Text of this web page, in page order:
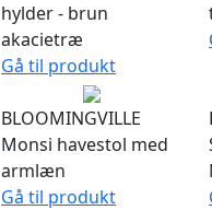
hylder - brun
akacietræ
Gå til produkt
BLOOMINGVILLE
Monsi havestol med
armlæn
Gå til produkt